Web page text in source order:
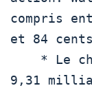
compris
et 84
9,31